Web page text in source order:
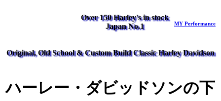
Over 150 Harley's in stock
Japan No.1
MY Performance
Original, Old School & Custom Build Classic Harley Davidson
ハーレー・ダビッドソンの下